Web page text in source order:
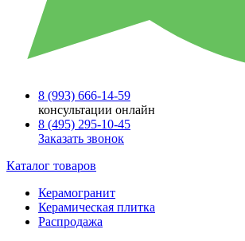
8 (993) 666-14-59
консультации онлайн
8 (495) 295-10-45
Заказать звонок
Каталог товаров
Керамогранит
Керамическая плитка
Распродажа